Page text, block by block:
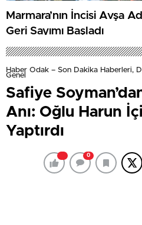
Marmara’nın İncisi Avşa
Geri Sayımı Başladı
Haber Odak – Son Dakika Haberleri,
Genel
Safiye
Anı: Oğlu Harun
Yaptırdı
0